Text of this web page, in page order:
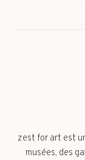
zest for art est
musées, des